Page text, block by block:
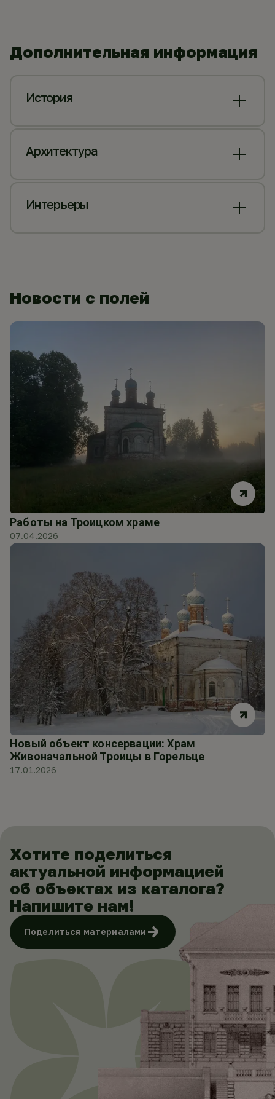
Дополнительная информация
История
Архитектура
Интерьеры
Новости с полей
Работы на Троицком храме
07.04.2026
Новый объект консервации: Храм
Живоначальной Троицы в Горельце
17.01.2026
Хотите поделиться
актуальной информацией
об объектах из каталога?
Напишите нам!
Поделиться материалами